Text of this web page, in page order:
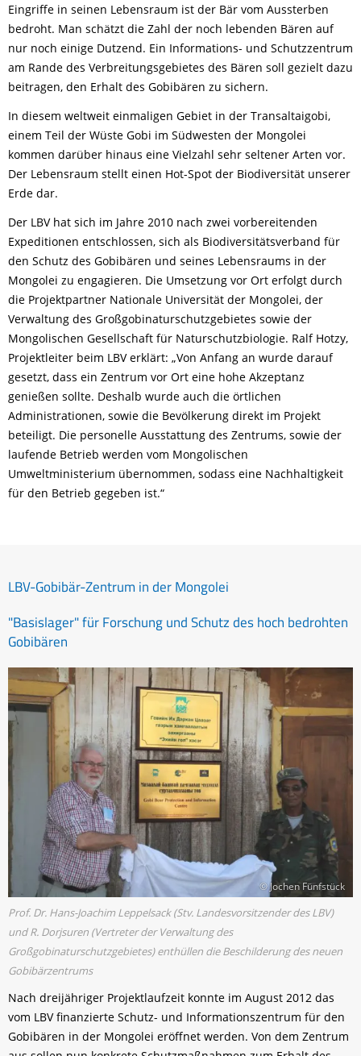
Eingriffe in seinen Lebensraum ist der Bär vom Aussterben
bedroht. Man schätzt die Zahl der noch lebenden Bären auf
nur noch einige Dutzend. Ein Informations- und Schutzzentrum
am Rande des Verbreitungsgebietes des Bären soll gezielt dazu
beitragen, den Erhalt des Gobibären zu sichern.
In diesem weltweit einmaligen Gebiet in der Transaltaigobi,
einem Teil der Wüste Gobi im Südwesten der Mongolei
kommen darüber hinaus eine Vielzahl sehr seltener Arten vor.
Der Lebensraum stellt einen Hot-Spot der Biodiversität unserer
Erde dar.
Der LBV hat sich im Jahre 2010 nach zwei vorbereitenden
Expeditionen entschlossen, sich als Biodiversitätsverband für
den Schutz des Gobibären und seines Lebensraums in der
Mongolei zu engagieren. Die Umsetzung vor Ort erfolgt durch
die Projektpartner Nationale Universität der Mongolei, der
Verwaltung des Großgobinaturschutzgebietes sowie der
Mongolischen Gesellschaft für Naturschutzbiologie. Ralf Hotzy,
Projektleiter beim LBV erklärt: „Von Anfang an wurde darauf
gesetzt, dass ein Zentrum vor Ort eine hohe Akzeptanz
genießen sollte. Deshalb wurde auch die örtlichen
Administrationen, sowie die Bevölkerung direkt im Projekt
beteiligt. Die personelle Ausstattung des Zentrums, sowie der
laufende Betrieb werden vom Mongolischen
Umweltministerium übernommen, sodass eine Nachhaltigkeit
für den Betrieb gegeben ist.“
LBV-Gobibär-Zentrum in der Mongolei
"Basislager" für Forschung und Schutz des hoch bedrohten
Gobibären
© Jochen Fünfstück
Prof. Dr. Hans-Joachim Leppelsack (Stv. Landesvorsitzender des LBV)
und R. Dorjsuren (Vertreter der Verwaltung des
Großgobinaturschutzgebietes) enthüllen die Beschilderung des neuen
Gobibärzentrums
Nach dreijähriger Projektlaufzeit konnte im August 2012 das
vom LBV finanzierte Schutz- und Informationszentrum für den
Gobibären in der Mongolei eröffnet werden. Von dem Zentrum